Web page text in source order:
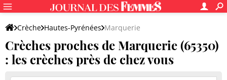
Crèche Hautes-Pyrénées Marquerie
Crèches proches de Marquerie (65350)
: les crèches près de chez vous